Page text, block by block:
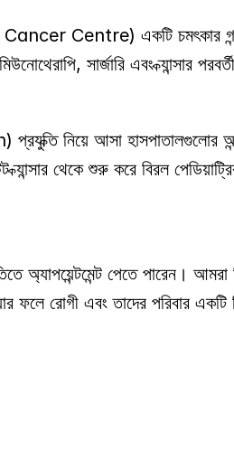
Cancer Centre) একটি চমৎকার
সার্জারি এবং ক্যান্সার
নিয়ে আসা হাসপাতালগুলোর
থেকে শুরু করে বিরল পেডিয়াট্রিক
রোগী এবং তাদের পরিবার একটি